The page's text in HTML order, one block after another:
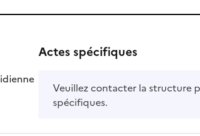
Actes spécifiques
Veuillez contacter la structure
spécifiques.